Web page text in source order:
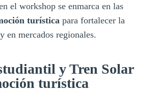
el workshop se enmarca en las
turística para fortalecer la
en mercados regionales.
y Tren Solar
turística